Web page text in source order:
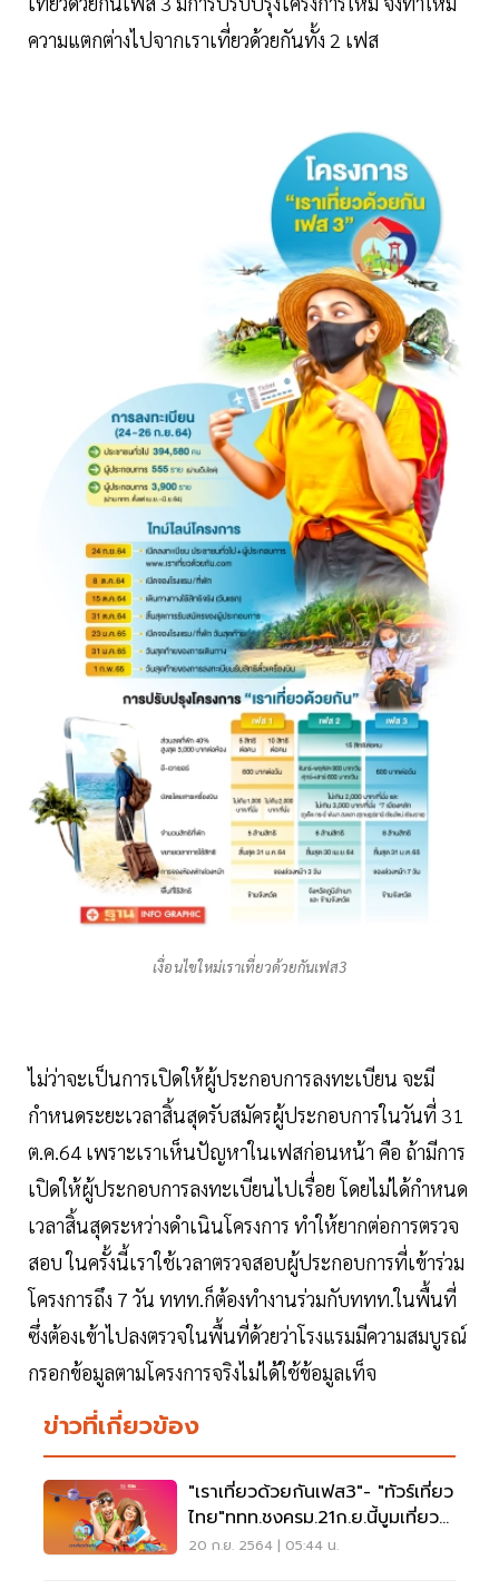
ความแตกต่างไปจากเราเที่ยวด้วยกันทั้ง 2 เฟส
เงื่อนไขใหม่เราเที่ยวด้วยกันเฟส3
ไม่ว่าจะเป็นการเปิดให้ผู้ประกอบการลงทะเบียน จะมี
กำหนดระยะเวลาสิ้นสุดรับสมัครผู้ประกอบการในวันที่ 31
ต.ค.64 เพราะเราเห็นปัญหาในเฟสก่อนหน้า คือ ถ้ามีการ
เปิดให้ผู้ประกอบการลงทะเบียนไปเรื่อย โดยไม่ได้กำหนด
เวลาสิ้นสุดระหว่างดำเนินโครงการ ทำให้ยากต่อการตรวจ
สอบ ในครั้งนี้เราใช้เวลาตรวจสอบผู้ประกอบการที่เข้าร่วม
โครงการถึง 7 วัน ททท.ก็ต้องทำงานร่วมกับททท.ในพื้นที่
ซึ่งต้องเข้าไปลงตรวจในพื้นที่ด้วยว่าโรงแรมมีความสมบูรณ์
กรอกข้อมูลตามโครงการจริงไม่ได้ใช้ข้อมูลเท็จ
ข่าวที่เกี่ยวข้อง
"เราเที่ยวด้วยกันเฟส3"- "ทัวร์เที่ยว
ไทย"ททท.ชงครม.21ก.ย.นี้บูมเที่ยว
ไทย
20 ก.ย. 2564 | 05:44 น.